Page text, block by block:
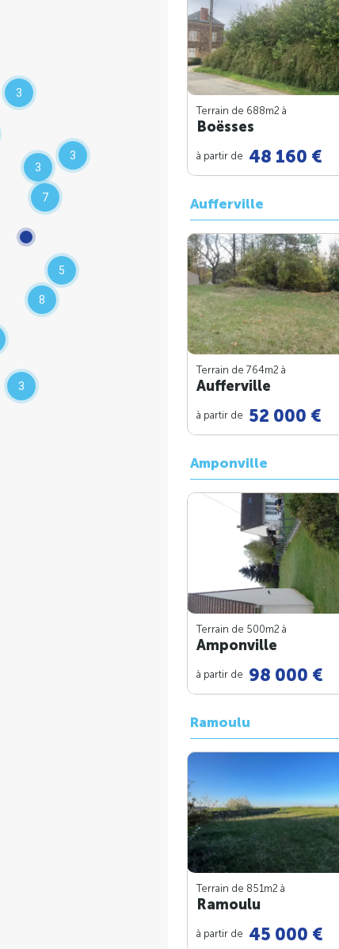
3
7
3
3
5
8
3
Terrain de 688m2 à
Boësses
à partir de 48 160 €
Aufferville
Terrain de 764m2 à
Aufferville
à partir de 52 000 €
Amponville
Terrain de 500m2 à
Amponville
à partir de 98 000 €
Ramoulu
Terrain de 851m2 à
Ramoulu
à partir de 45 000 €